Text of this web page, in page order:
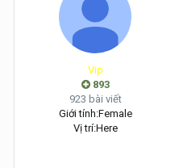
Vip
893
923 bài viết
Giới tính:Female
Vị trí:Here